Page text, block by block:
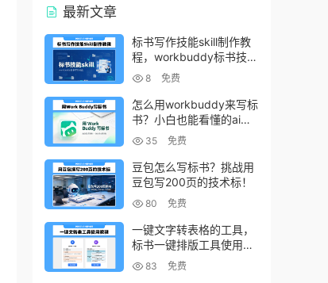
最新文章
标书写作技能skill制作教
程，workbuddy标书技能
生成教程
8 免费
怎么用workbuddy来写标
书？小白也能看懂的ai标
书写作方法！
35 免费
豆包怎么写标书？挑战用
豆包写200页的技术标！
80 免费
一键文字转表格的工具，
标书一键排版工具使用教
程 83 免费